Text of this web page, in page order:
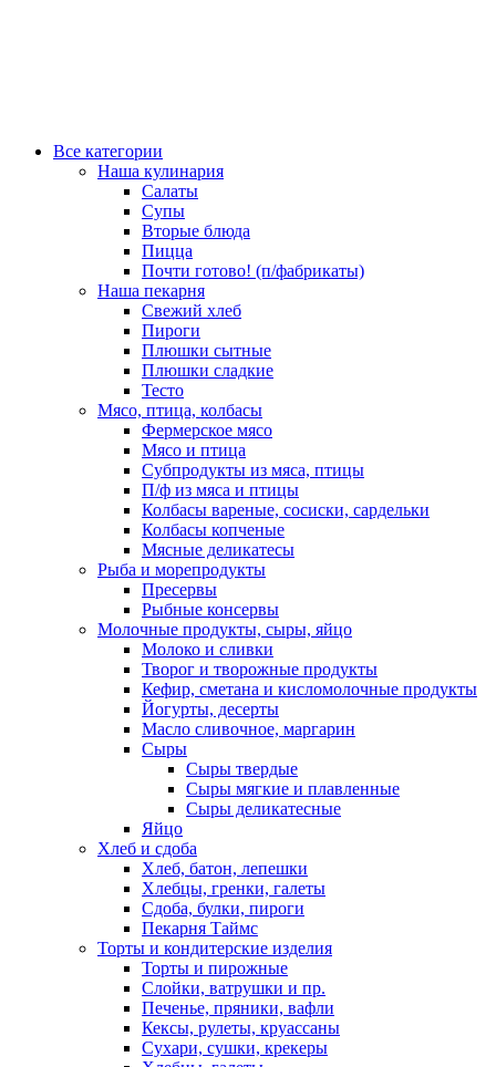
Все категории
Наша кулинария
Салаты
Супы
Вторые блюда
Пицца
Почти готово! (п/фабрикаты)
Наша пекарня
Свежий хлеб
Пироги
Плюшки сытные
Плюшки сладкие
Тесто
Мясо, птица, колбасы
Фермерское мясо
Мясо и птица
Субпродукты из мяса, птицы
П/ф из мяса и птицы
Колбасы вареные, сосиски, сардельки
Колбасы копченые
Мясные деликатесы
Рыба и морепродукты
Пресервы
Рыбные консервы
Молочные продукты, сыры, яйцо
Молоко и сливки
Творог и творожные продукты
Кефир, сметана и кисломолочные продукты
Йогурты, десерты
Масло сливочное, маргарин
Сыры
Сыры твердые
Сыры мягкие и плавленные
Сыры деликатесные
Яйцо
Хлеб и сдоба
Хлеб, батон, лепешки
Хлебцы, гренки, галеты
Сдоба, булки, пироги
Пекарня Таймс
Торты и кондитерские изделия
Торты и пирожные
Слойки, ватрушки и пр.
Печенье, пряники, вафли
Кексы, рулеты, круассаны
Сухари, сушки, крекеры